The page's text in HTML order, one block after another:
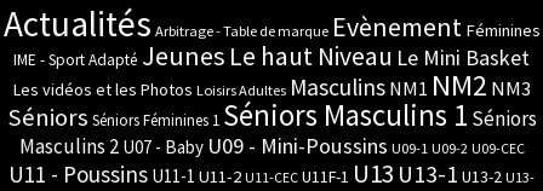
Actualités Arbitrage - Table de marque Evènement Féminines
IME - Sport Adapté Jeunes Le haut Niveau Le Mini Basket
Les vidéos et les Photos Loisirs Adultes Masculins NM1 NM2 NM3
Séniors Séniors Féminines 1 Séniors Masculins 1 Séniors
Masculins 2 U07 - Baby U09 - Mini-Poussins U09-1 U09-2 U09-CEC
U11 - Poussins U11-1 U11-2 U11-CEC U11F-1 U13 U13-1 U13-2 U13-